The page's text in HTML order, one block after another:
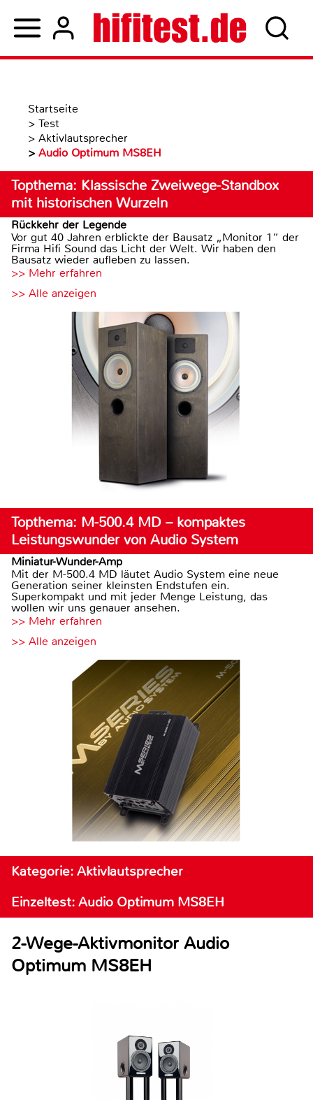
Startseite
> Test
> Aktivlautsprecher
> Audio Optimum MS8EH
Topthema: Klassische Zweiwege-Standbox
mit historischen Wurzeln
Rückkehr der Legende
Vor gut 40 Jahren erblickte der Bausatz „Monitor 1“ der
Firma Hifi Sound das Licht der Welt. Wir haben den
Bausatz wieder aufleben zu lassen.
>> Mehr erfahren
>> Alle anzeigen
Topthema: M-500.4 MD – kompaktes
Leistungswunder von Audio System
Miniatur-Wunder-Amp
Mit der M-500.4 MD läutet Audio System eine neue
Generation seiner kleinsten Endstufen ein.
Superkompakt und mit jeder Menge Leistung, das
wollen wir uns genauer ansehen.
>> Mehr erfahren
>> Alle anzeigen
Kategorie: Aktivlautsprecher
Einzeltest: Audio Optimum MS8EH
2-Wege-Aktivmonitor Audio
Optimum MS8EH